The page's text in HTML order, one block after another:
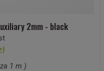
2mm - black
1 m )